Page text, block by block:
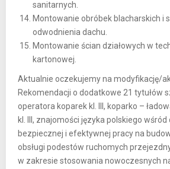
sanitarnych.
Montowanie obróbek blacharskich i
odwodnienia dachu.
Montowanie ścian działowych w
kartonowej.
Aktualnie oczekujemy na modyfikację/
Rekomendacji o dodatkowe 21 tytułów
operatora koparek kl. III, koparko –
kl. III, znajomości języka polskiego
bezpiecznej i efektywnej pracy na
obsługi podestów ruchomych
w zakresie stosowania nowoczesnych